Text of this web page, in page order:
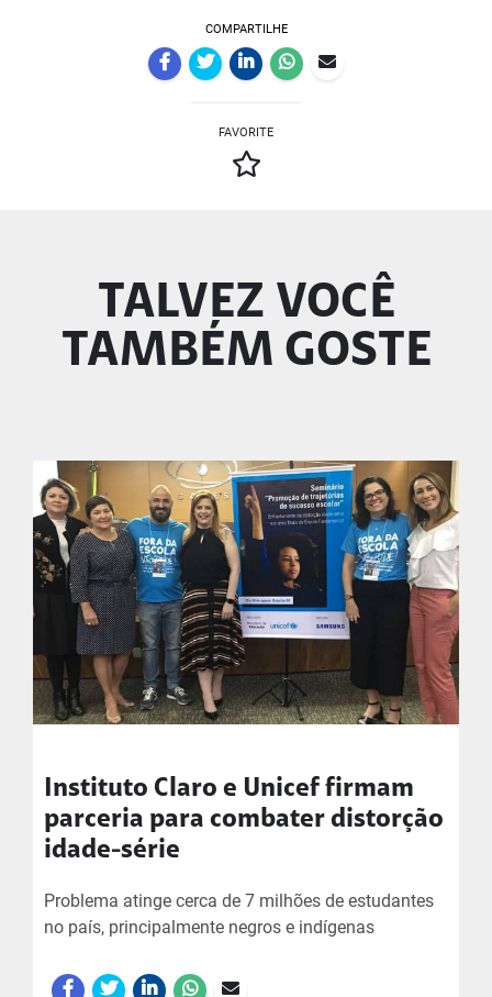
COMPARTILHE
FAVORITE
TALVEZ VOCÊ
TAMBÉM GOSTE
Instituto Claro e Unicef firmam
parceria para combater distorção
idade-série
Problema atinge cerca de 7 milhões de estudantes
no país, principalmente negros e indígenas